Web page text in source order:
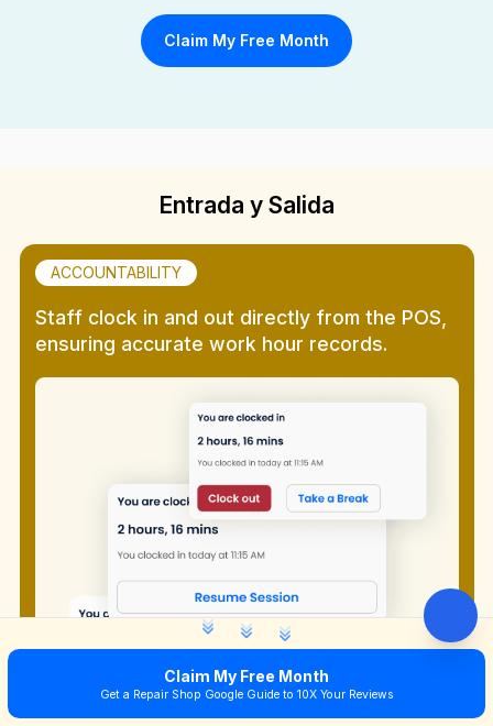
Claim My Free Month
Entrada y Salida
ACCOUNTABILITY
Staff clock in and out directly from the POS,
ensuring accurate work hour records.
Claim My Free Month
Get a Repair Shop Google Guide to 10X Your Reviews